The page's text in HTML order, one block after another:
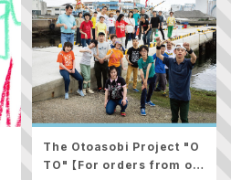
The Otoasobi Project "O
TO" 【For orders from ov